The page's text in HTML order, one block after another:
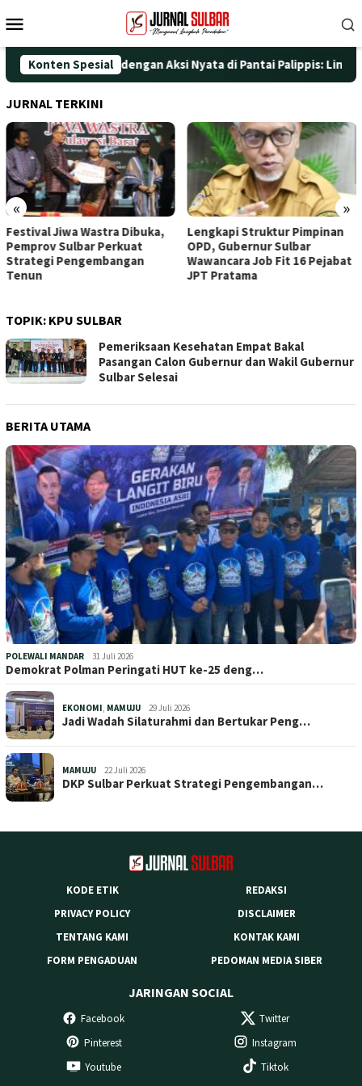
ke
Mobile
Konten Spesial
HUT ke-25 dengan Aksi Nyata di Pantai Palippis:
JURNAL TERKINI
« »
Lengkapi Struktur Pimpinan
OPD, Gubernur Sulbar
Wawancara Job Fit 16 Pejabat
JPT Pratama
Awali Penghunian
Doa, Wagub Sulbar
Tinggali Rujab Hasil
TOPIK: KPU SULBAR
Pemeriksaan Kesehatan Empat Bakal
Pasangan Calon Gubernur dan Wakil Gubernur
Sulbar Selesai
BERITA UTAMA
POLEWALI MANDAR 31 Juli 2026
Demokrat Polman Peringati HUT ke-25 deng…
EKONOMI, MAMUJU 29 Juli 2026
Jadi Wadah Silaturahmi dan Bertukar Peng…
MAMUJU 22 Juli 2026
DKP Sulbar Perkuat Strategi Pengembangan…
KODE ETIK
REDAKSI
PRIVACY POLICY
DISCLAIMER
TENTANG KAMI
KONTAK KAMI
FORM PENGADUAN
PEDOMAN MEDIA SIBER
JARINGAN SOCIAL
Facebook
Twitter
Pinterest
Instagram
Youtube
Tiktok